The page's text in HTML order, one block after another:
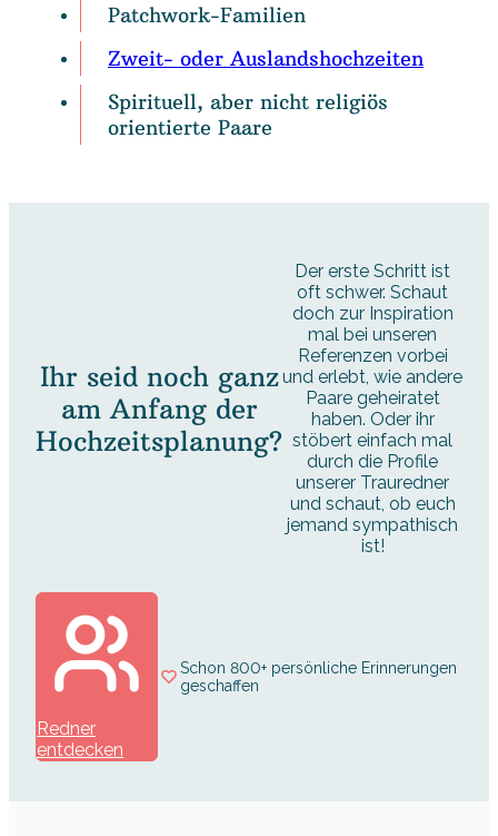
Patchwork-Familien
Zweit- oder Auslandshochzeiten
Spirituell, aber nicht religiös
orientierte Paare
Ihr seid noch ganz
am Anfang der
Hochzeitsplanung?
Der erste Schritt ist
oft schwer. Schaut
doch zur Inspiration
mal bei unseren
Referenzen vorbei
und erlebt, wie andere
Paare geheiratet
haben. Oder ihr
stöbert einfach mal
durch die Profile
unserer Trauredner
und schaut, ob euch
jemand sympathisch
ist!
Redner
entdecken
Schon 800+ persönliche Erinnerungen
geschaffen